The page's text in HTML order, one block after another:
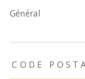
général
CODE